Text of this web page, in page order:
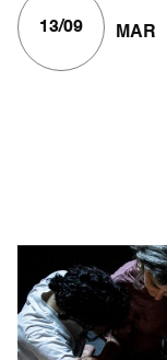
13/09 MAR